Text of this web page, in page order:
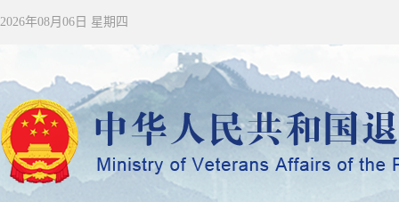
2026年08月06日 星期四